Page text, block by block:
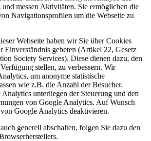
und messen Aktivitäten. Sie ermöglichen die
Navigationsprofilen um die Webseite zu
Webseite haben wir Sie über Cookies
Einverständnis gebeten (Artikel 22, Gesetz
Society Services). Diese dienen dazu, den
stellen, zu verbessern. Wir
um anonyme statistische
wie z.B. die Anzahl der Besucher.
unterliegen der Steuerung und den
von Google Analytics. Auf Wunsch
Google Analytics deaktivieren.
generell abschalten, folgen Sie dazu den